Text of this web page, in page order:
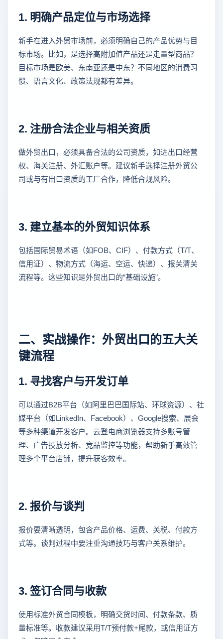
1. 明确产品定位与市场选择
新手在进入外贸市场前，必须明确自己的产品优势与目
标市场。比如，是选择高附加值产品还是走量型商品？
目标市场是欧美、东南亚还是中东？不同地区的消费习
惯、语言文化、政策法规都有差异。
2. 注册合法企业与相关资质
做外贸出口，必须具备合法的公司资质，如进出口经营
权、海关注册、外汇账户等。建议新手选择注册外贸公
司或与有出口资质的工厂合作，降低合规风险。
3. 建立基本的外贸知识体系
包括国际贸易术语（如FOB、CIF）、付款方式（T/T、
信用证）、物流方式（海运、空运、快递）、报关清关
流程等。这些知识是外贸出口的“基础设施”。
二、实战操作：外贸出口的五大关
键流程
1. 寻找客户与开发订单
可以通过B2B平台（如阿里巴巴国际站、环球资源）、社
媒平台（如LinkedIn、Facebook）、Google搜索、展会
等多种渠道开发客户。云登电商浏览器支持多账号管
理、广告投放分析、竞品监控等功能，帮助新手高效管
理多个平台店铺，提升获客效率。
2. 报价与谈判
报价要清晰透明，包含产品价格、运费、关税、付款方
式等。谈判过程中要注重沟通技巧与客户关系维护。
3. 签订合同与收款
使用标准外贸合同模板，明确交货时间、付款条款、质
量标准等。收款建议采用T/T预付款+尾款，或信用证方